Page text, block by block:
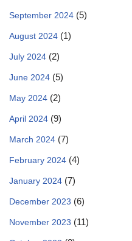
September 2024 (5)
August 2024 (1)
July 2024 (2)
June 2024 (5)
May 2024 (2)
April 2024 (9)
March 2024 (7)
February 2024 (4)
January 2024 (7)
December 2023 (6)
November 2023 (11)